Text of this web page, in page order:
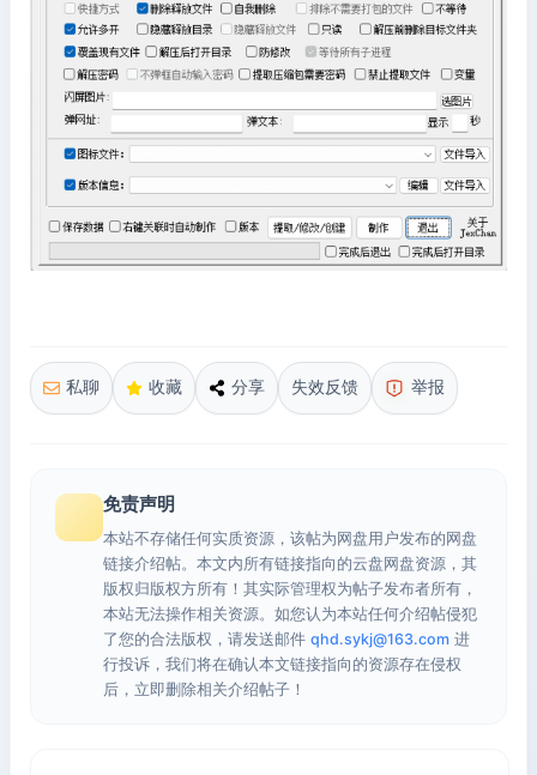
私聊 收藏 分享 失效反馈 举报
免责声明
本站不存储任何实质资源，该帖为网盘用户发布的网盘
链接介绍帖。本文内所有链接指向的云盘网盘资源，其
版权归版权方所有！其实际管理权为帖子发布者所有，
本站无法操作相关资源。如您认为本站任何介绍帖侵犯
了您的合法版权，请发送邮件 qhd.sykj@163.com 进
行投诉，我们将在确认本文链接指向的资源存在侵权
后，立即删除相关介绍帖子！